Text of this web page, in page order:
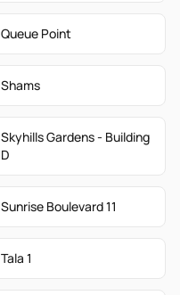
Queue Point
Shams
Skyhills Gardens - Building
D
Sunrise Boulevard 11
Tala 1